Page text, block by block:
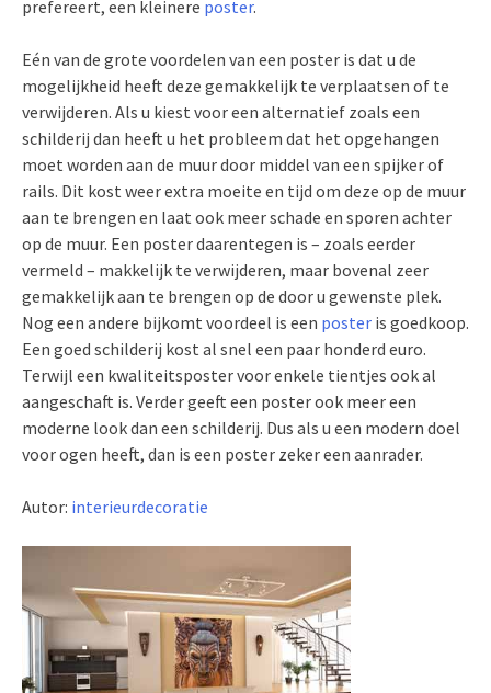
prefereert, een kleinere poster.
Eén van de grote voordelen van een poster is dat u de
mogelijkheid heeft deze gemakkelijk te verplaatsen of te
verwijderen. Als u kiest voor een alternatief zoals een
schilderij dan heeft u het probleem dat het opgehangen
moet worden aan de muur door middel van een spijker of
rails. Dit kost weer extra moeite en tijd om deze op de muur
aan te brengen en laat ook meer schade en sporen achter
op de muur. Een poster daarentegen is – zoals eerder
vermeld – makkelijk te verwijderen, maar bovenal zeer
gemakkelijk aan te brengen op de door u gewenste plek.
Nog een andere bijkomt voordeel is een poster is goedkoop.
Een goed schilderij kost al snel een paar honderd euro.
Terwijl een kwaliteitsposter voor enkele tientjes ook al
aangeschaft is. Verder geeft een poster ook meer een
moderne look dan een schilderij. Dus als u een modern doel
voor ogen heeft, dan is een poster zeker een aanrader.
Autor: interieurdecoratie